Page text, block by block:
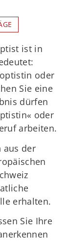
ist in
oder
Sie eine
dürfen
oder
arbeiten.
aus der
erhalten.
Sie Ihre